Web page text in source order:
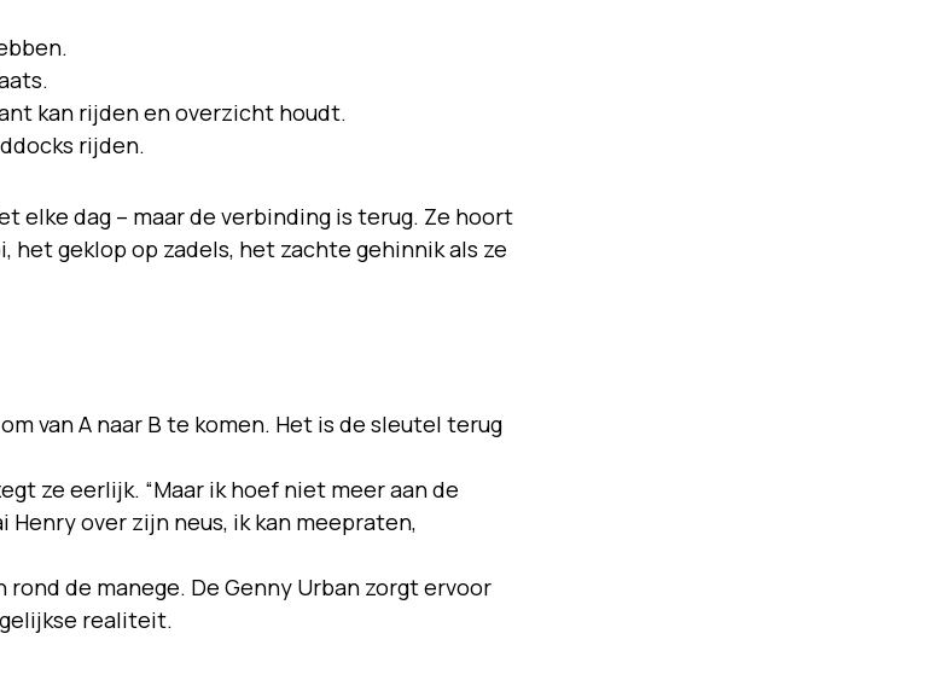
kan rijden en overzicht houdt.
rijden.
elke dag – maar de verbinding is terug. Ze hoort
het geklop op zadels, het zachte gehinnik als ze
van A naar B te komen. Het is de sleutel terug
ze eerlijk. “Maar ik hoef niet meer aan de
over zijn neus, ik kan meepraten,
de manege. De Genny Urban zorgt ervoor
realiteit.